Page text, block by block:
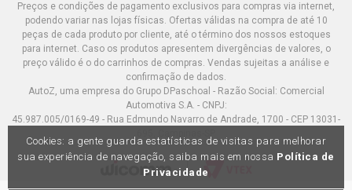
Preços e condições de pagamento exclusivos para compras via internet,
podendo variar nas lojas físicas. Ofertas válidas na compra de até 10
peças de cada produto por cliente, até o término dos nossos estoques
para internet. Caso os produtos apresentem divergências de valores, o
preço válido é o do carrinhos de compras. Vendas sujeitas a análise e
confirmação de dados.
AutoZ, uma empresa do Grupo DPaschoal - Razão Social: Comercial
Automotiva S.A. - CNPJ:
45.987.005/0169-49 - Rua Edmundo Navarro de Andrade, 1700 - CEP 13031-
Cookies: a gente guarda estatísticas de visitas para melhorar
sua experiência de navegação, saiba mais em nossa Política de
Privacidade